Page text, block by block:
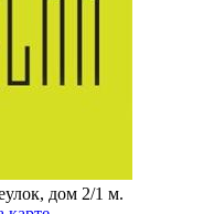
дом 2/1 м.